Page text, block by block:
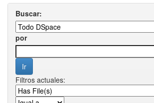
Buscar:
por
Filtros actuales: